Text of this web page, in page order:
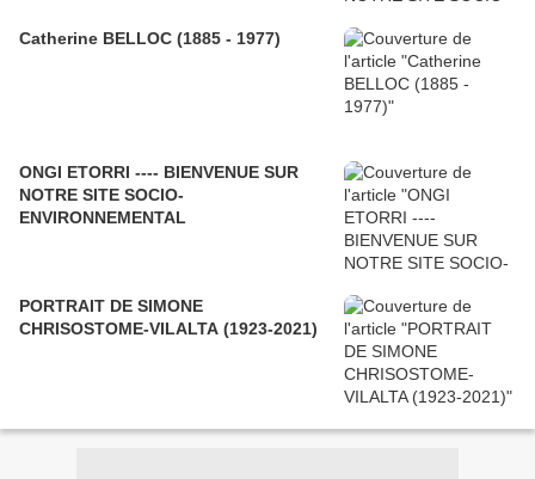
Catherine BELLOC (1885 - 1977)
ONGI ETORRI ---- BIENVENUE SUR
NOTRE SITE SOCIO-
ENVIRONNEMENTAL
PORTRAIT DE SIMONE
CHRISOSTOME-VILALTA (1923-2021)